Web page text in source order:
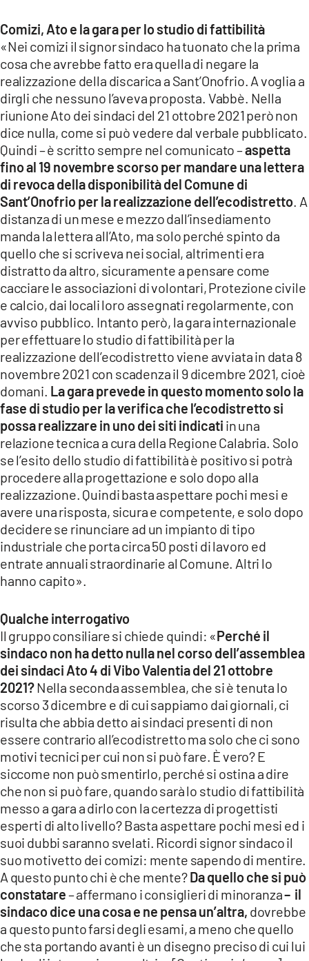
Comizi, Ato e la gara per lo studio di fattibilità
«Nei comizi il signor sindaco ha tuonato che la prima
cosa che avrebbe fatto era quella di negare la
realizzazione della discarica a Sant’Onofrio. A voglia a
dirgli che nessuno l’aveva proposta. Vabbè. Nella
riunione Ato dei sindaci del 21 ottobre 2021 però non
dice nulla, come si può vedere dal verbale pubblicato.
Quindi – è scritto sempre nel comunicato –aspetta
fino al 19 novembre scorso per mandare una lettera
di revoca della disponibilità del Comune di
Sant’Onofrio per la realizzazione dell’ecodistretto . A
distanza di un mese e mezzo dall’insediamento
manda la lettera all’Ato, ma solo perché spinto da
quello che si scriveva nei social, altrimenti era
distratto da altro, sicuramente a pensare come
cacciare le associazioni di volontari, Protezione civile
e calcio, dai locali loro assegnati regolarmente, con
avviso pubblico. Intanto però, la gara internazionale
per effettuare lo studio di fattibilità per la
realizzazione dell’ecodistretto viene avviata in data 8
novembre 2021 con scadenza il 9 dicembre 2021, cioè
domani. La gara prevede in questo momento solo la
fase di studio per la verifica che l’ecodistretto si
possa realizzare in uno dei siti indicati in una
relazione tecnica a cura della Regione Calabria. Solo
se l’esito dello studio di fattibilità è positivo si potrà
procedere alla progettazione e solo dopo alla
realizzazione. Quindi basta aspettare pochi mesi e
avere una risposta, sicura e competente, e solo dopo
decidere se rinunciare ad un impianto di tipo
industriale che porta circa 50 posti di lavoro ed
entrate annuali straordinarie al Comune. Altri lo
hanno capito».
Qualche interrogativo
Il gruppo consiliare si chiede quindi: «Perché il
sindaco non ha detto nulla nel corso dell’assemblea
dei sindaci Ato 4 di Vibo Valentia del 21 ottobre
2021?Nella seconda assemblea, che si è tenuta lo
scorso 3 dicembre e di cui sappiamo dai giornali, ci
risulta che abbia detto ai sindaci presenti di non
essere contrario all’ecodistretto ma solo che ci sono
motivi tecnici per cui non si può fare. È vero? E
siccome non può smentirlo, perché si ostina a dire
che non si può fare, quando sarà lo studio di fattibilità
messo a gara a dirlo con la certezza di progettisti
esperti di alto livello? Basta aspettare pochi mesi ed i
suoi dubbi saranno svelati. Ricordi signor sindaco il
suo motivetto dei comizi: mente sapendo di mentire.
A questo punto chi è che mente?Da quello che si può
constatare– affermano i consiglieri di minoranza– il
sindaco dice una cosa e ne pensa un’altra, dovrebbe
a questo punto farsi degli esami, a meno che quello
che sta portando avanti è un disegno preciso di cui lui